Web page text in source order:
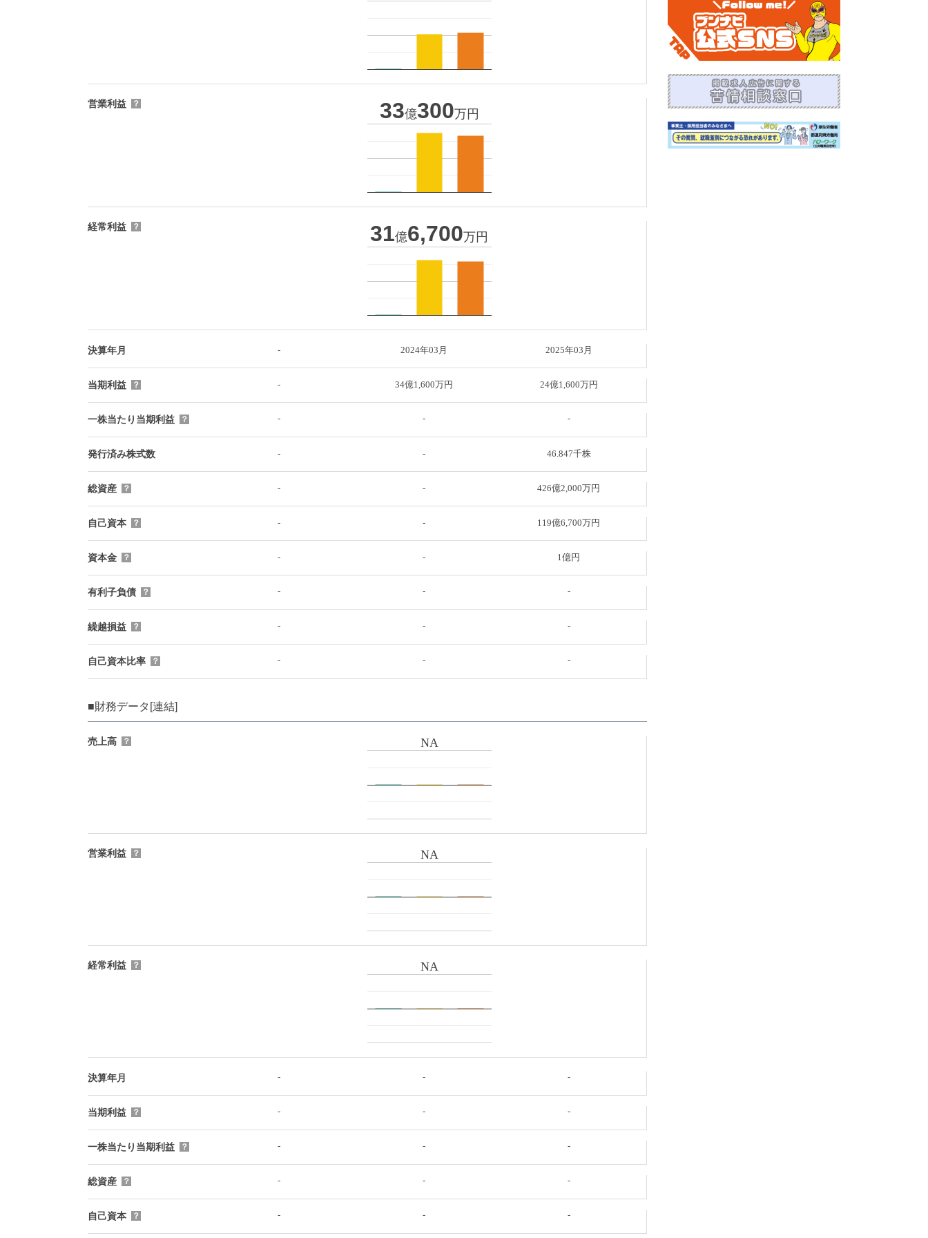
営業利益 ？ 33億300万円
経常利益 ？ 31億6,700万円
決算年月 - 2024年03月 2025年03月
当期利益 ？ - 34億1,600万円 24億1,600万円
一株当たり当期利益 ？ - - -
発行済み株式数 - - 46.847千株
総資産 ？ - - 426億2,000万円
自己資本 ？ - - 119億6,700万円
資本金 ？ - - 1億円
有利子負債 ？ - - -
繰越損益 ？ - - -
自己資本比率 ？ - - -
■財務データ[連結]
売上高 ？ NA
営業利益 ？ NA
経常利益 ？ NA
決算年月 - - -
当期利益 ？ - - -
一株当たり当期利益 ？ - - -
総資産 ？ - - -
自己資本 ？ - - -